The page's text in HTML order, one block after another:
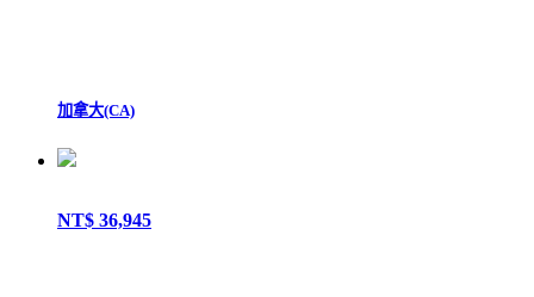
加拿大(CA)
NT$ 36,945